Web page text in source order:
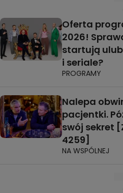
Oferta
2026!
startują
i seriale?
PROGRAMY
Nalepa
pacjentki.
swój sekret
4259]
NA WSPÓLNEJ